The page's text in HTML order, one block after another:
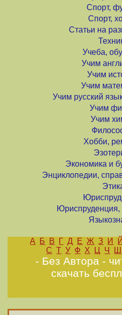
Спорт,
Спорт,
Статьи на
Учеба,
Учим
Учим
Учим
Учим русский
Учим
Учим
Хобби,
Экономика и
Энциклопедии,
Юриспруденция,
А Б В Г Д Е Ж З И Й
С Т У Ф Х Ц Ч Ш
- Без Автора -
скачать